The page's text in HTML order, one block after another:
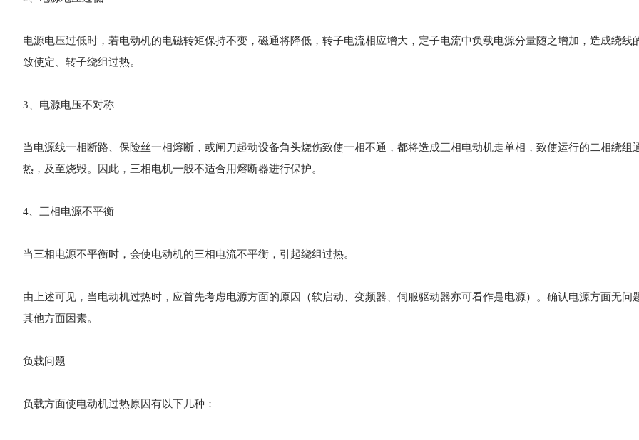
电源电压过低时，若电动机的电磁转矩保持不变，磁通将降低，转子电流相应增大，定子电流中负载电源分量随之增加，造成绕线
致使定、转子绕组过热。
3、电源电压不对称
当电源线一相断路、保险丝一相熔断，或闸刀起动设备角头烧伤致使一相不通，都将造成三相电动机走单相，致使运行的二相绕组
热，及至烧毁。因此，三相电机一般不适合用熔断器进行保护。
4、三相电源不平衡
当三相电源不平衡时，会使电动机的三相电流不平衡，引起绕组过热。
由上述可见，当电动机过热时，应首先考虑电源方面的原因（软启动、变频器、伺服驱动器亦可看作是电源）。确认电源方面无问
其他方面因素。
负载问题
负载方面使电动机过热原因有以下几种：